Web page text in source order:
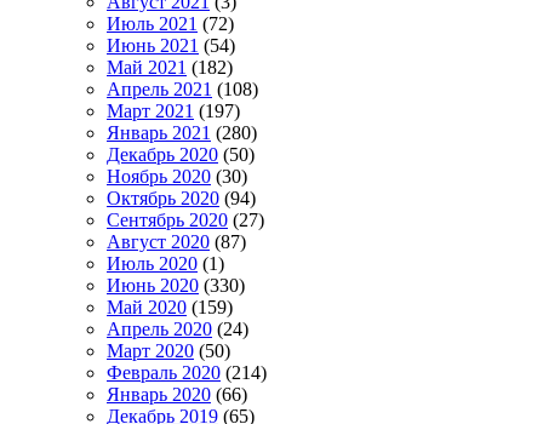
Июль 2021 (72)
Июнь 2021 (54)
Май 2021 (182)
Апрель 2021 (108)
Март 2021 (197)
Январь 2021 (280)
Декабрь 2020 (50)
Ноябрь 2020 (30)
Октябрь 2020 (94)
Сентябрь 2020 (27)
Август 2020 (87)
Июль 2020 (1)
Июнь 2020 (330)
Май 2020 (159)
Апрель 2020 (24)
Март 2020 (50)
Февраль 2020 (214)
Январь 2020 (66)
Декабрь 2019 (65)